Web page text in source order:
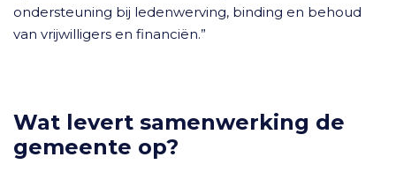
ondersteuning bij ledenwerving, binding en behoud
van vrijwilligers en financiën.”
Wat levert samenwerking de
gemeente op?